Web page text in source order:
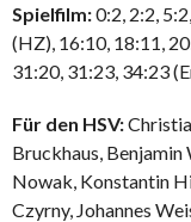
Spielfilm:0:2, 2:2,
(HZ), 16:10, 18:11,
31:20, 31:23, 34:23
Für den HSV:
Bruckhaus,
Nowak, Konstantin
Czyrny, Johannes